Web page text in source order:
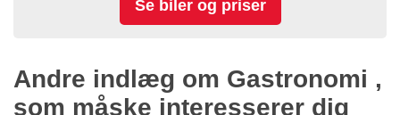
Andre indlæg om Gastronomi ,
som måske interesserer dig